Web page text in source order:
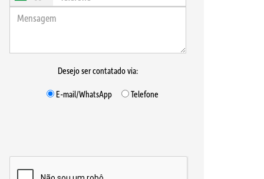
Desejo ser contatado via:
E-mail/WhatsApp
Telefone